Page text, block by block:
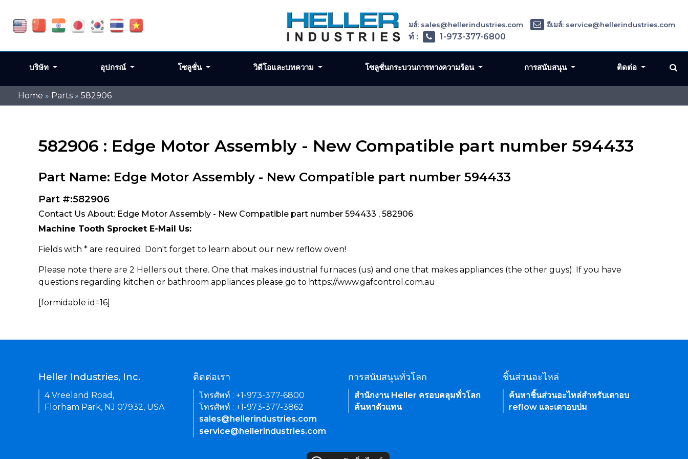
Home » Parts » 582906
582906 : Edge Motor Assembly - New Compatible part number 594433
Part Name: Edge Motor Assembly - New Compatible part number 594433
Part #:582906
Contact Us About: Edge Motor Assembly - New Compatible part number 594433 , 582906
Machine Tooth Sprocket E-Mail Us:
Fields with * are required. Don't forget to learn about our new reflow oven!
Please note there are 2 Hellers out there. One that makes industrial furnaces (us) and one that makes appliances (the other guys). If you have
questions regarding kitchen or bathroom appliances please go to https://www.gafcontrol.com.au
[formidable id=16]
อีเมล์: sales@hellerindustries.com อีเมล์: service@hellerindustries.com
โทรศัพท์ : 1-973-377-6800
บริษัท อุปกรณ์ โซลูชั่น วิดีโอและบทความ โซลูชั่นกระบวนการทางความร้อน การสนับสนุน ติดต่อ
Heller Industries, Inc.
4 Vreeland Road,
Florham Park, NJ 07932, USA
ติดต่อเรา
โทรศัพท์ : +1-973-377-6800
โทรศัพท์ : +1-973-377-3862
sales@hellerindustries.com
service@hellerindustries.com
การสนับสนุนทั่วโลก
สำนักงาน Heller ครอบคลุมทั่วโลก
ค้นหาตัวแทน
ชิ้นส่วนอะไหล่
ค้นหาชิ้นส่วนอะไหล่สำหรับเตาอบ
reflow และเตาอบบ่ม